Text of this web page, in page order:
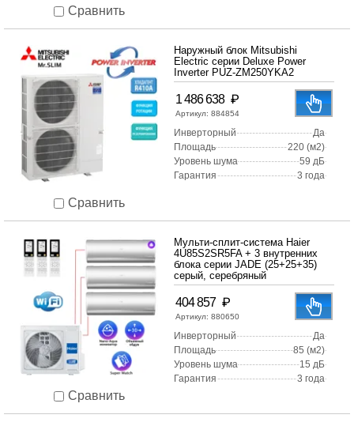
Сравнить
Сравнить
Наружный блок Mitsubishi
Electric серии Deluxe Power
Inverter PUZ-ZM250YKA2
1 486 638 ₽
Артикул: 884854
Инверторный
Да
Площадь
220 (м2)
Уровень шума
59 дБ
Гарантия
3 года
Сравнить
Мульти-сплит-система Haier
4U85S2SR5FA + 3 внутренних
блока серии JADE (25+25+35)
серый, серебряный
404 857 ₽
Артикул: 880650
Инверторный
Да
Площадь
85 (м2)
Уровень шума
15 дБ
Гарантия
3 года